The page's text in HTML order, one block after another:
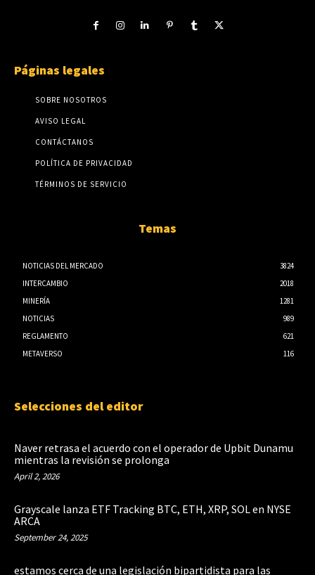
Páginas legales
SOBRE NOSOTROS
AVISO LEGAL
CONTÁCTANOS
POLÍTICA DE PRIVACIDAD
TÉRMINOS DE SERVICIO
Temas
NOTICIAS DEL MERCADO
3824
INTERCAMBIO
2018
MINERÍA
1281
NOTICIAS
989
REGLAMENTO
621
METAVERSO
116
Selecciones del editor
Naver retrasa el acuerdo con el operador de Upbit Dunamu
mientras la revisión se prolonga
April 2, 2026
Grayscale lanza ETF Tracking BTC, ETH, XRP, SOL en NYSE
ARCA
September 24, 2025
estamos cerca de una legislación bipartidista para las